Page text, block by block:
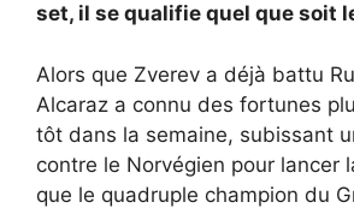
set, il se qualifie quel que soit
Alors que Zverev a déjà battu
Alcaraz a connu des fortunes
tôt dans la semaine, subissant
contre le Norvégien pour lancer
que le quadruple champion du